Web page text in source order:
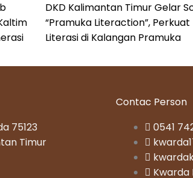
DKD Kalimantan Timur Gelar
“Pramuka Literaction”, Perkuat
Literasi di Kalangan Pramuka
75123
Timur
Contac Person
0541
Kwarda